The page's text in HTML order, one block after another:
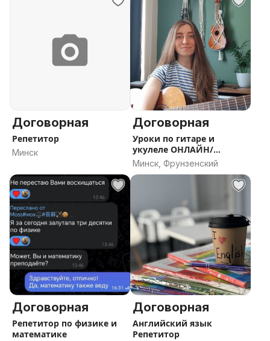
Договорная
Репетитор
Минск
Договорная
Уроки по гитаре и
укулеле ОНЛАЙН/
ОФФЛАЙН
Минск, Фрунзенский
Договорная
Репетитор по физике и
математике
Договорная
Английский язык
Репетитор